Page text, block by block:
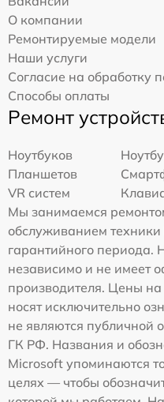
О компании
Ремонтируемые модели
Наши услуги
Согласие на обработку
Способы оплаты
Ремонт
Ноутбуков
Планшетов
VR систем
Мы занимаемся
обслуживанием
гарантийного периода.
независимо и не имеет
производителя. Цены
носят исключительно
не являются публичной
ГК РФ. Названия и
Microsoft упоминаются
целях — чтобы